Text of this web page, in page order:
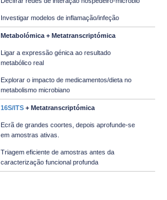
Investigar modelos de inflamação/infeção
Metabolómica + Metatranscriptómica
Ligar a expressão génica ao resultado
metabólico real
Explorar o impacto de medicamentos/dieta no
metabolismo microbiano
16S/ITS + Metatranscriptómica
Ecrã de grandes coortes, depois aprofunde-se
em amostras ativas.
Triagem eficiente de amostras antes da
caracterização funcional profunda